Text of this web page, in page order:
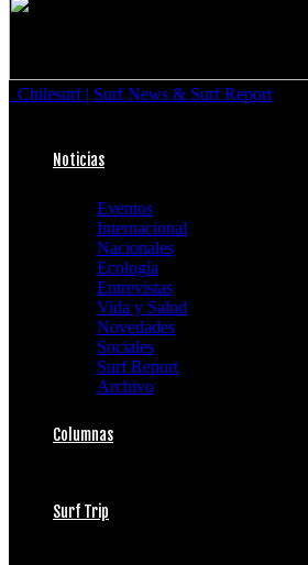
Chilesurf | Surf News & Surf Report
Noticias
Eventos
Internacional
Nacionales
Ecología
Entrevistas
Vida y Salud
Novedades
Sociales
Surf Report
Archivo
Columnas
Surf Trip